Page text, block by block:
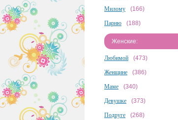
Милому (166)
Парню (188)
Женские:
Любимой (473)
Женщине (386)
Маме (340)
Девушке (373)
Подруге (268)